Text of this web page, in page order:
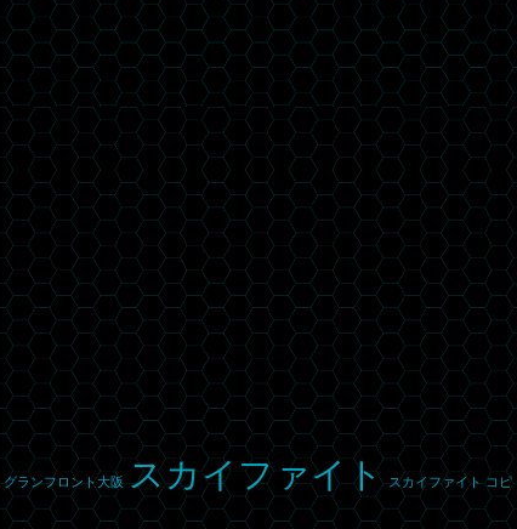
グランフロント大阪 スカイファイト スカイファイト コピ